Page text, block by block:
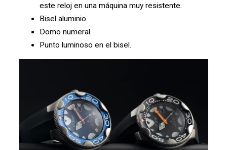
este reloj en una máquina muy resistente.
Bisel aluminio.
Domo numeral.
Punto luminoso en el bisel.